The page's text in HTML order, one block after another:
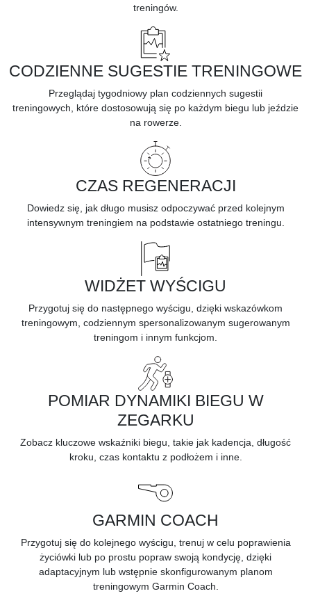
treningów.
CODZIENNE SUGESTIE TRENINGOWE
Przeglądaj tygodniowy plan codziennych sugestii
treningowych,
które dostosowują się po każdym biegu lub jeździe
na rowerze.
CZAS REGENERACJI
Dowiedz się, jak długo musisz odpoczywać przed kolejnym
intensywnym treningiem na podstawie ostatniego treningu.
WIDŻET WYŚCIGU
Przygotuj się do następnego wyścigu, dzięki wskazówkom
treningowym, codziennym spersonalizowanym sugerowanym
treningom i innym funkcjom.
POMIAR DYNAMIKI BIEGU W
ZEGARKU
Zobacz kluczowe wskaźniki biegu, takie jak kadencja, długość
kroku, czas kontaktu z podłożem i inne.
GARMIN COACH
Przygotuj się do kolejnego wyścigu, trenuj w celu poprawienia
życiówki lub po prostu popraw swoją kondycję, dzięki
adaptacyjnym lub wstępnie skonfigurowanym planom
treningowym Garmin Coach.